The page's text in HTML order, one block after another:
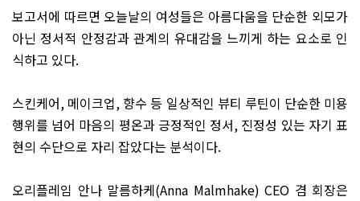
보고서에 따르면 오늘날의 여성들은 아름다움을 단순한 외모가
아닌 정서적 안정감과 관계의 유대감을 느끼게 하는 요소로 인
식하고 있다.
스킨케어, 메이크업, 향수 등 일상적인 뷰티 루틴이 단순한 미용
행위를 넘어 마음의 평온과 긍정적인 정서, 진정성 있는 자기 표
현의 수단으로 자리 잡았다는 분석이다.
오리플레임 안나 말름하케(Anna Malmhake) CEO 겸 회장은